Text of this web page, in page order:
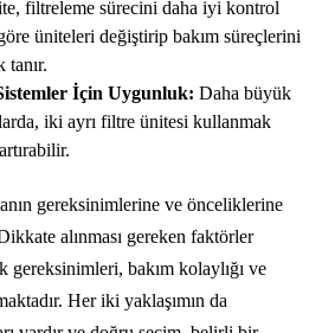
filtreleme sürecini daha iyi kontrol
üniteleri değiştirip bakım süreçlerini
tanır.
İçin Uygunluk: Daha büyük
iki ayrı filtre ünitesi kullanmak
gereksinimlerine ve önceliklerine
alınması gereken faktörler
gereksinimleri, bakım kolaylığı ve
Her iki yaklaşımın da